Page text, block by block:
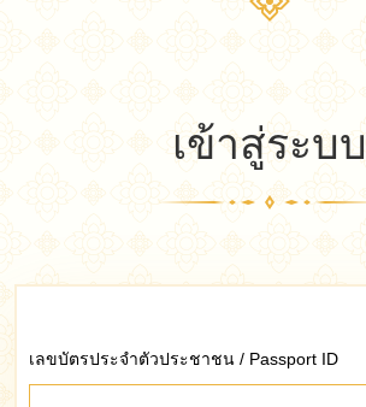
เข้าสู่ระบบ
เลขบัตรประจำตัวประชาชน / Passport ID